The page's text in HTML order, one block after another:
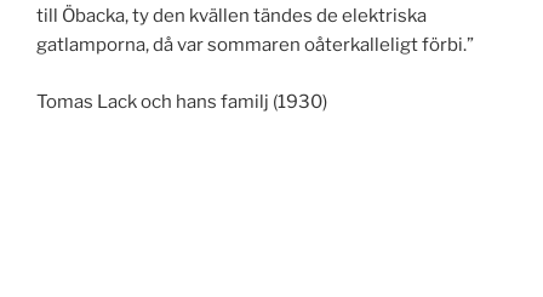
till Öbacka, ty den kvällen tändes de elektriska
gatlamporna, då var sommaren oåterkalleligt förbi.”
Tomas Lack och hans familj (1930)